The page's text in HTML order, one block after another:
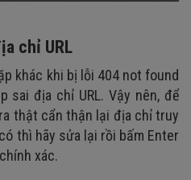
chỉ URL
khác khi bị lỗi 404 not found
sai địa chỉ URL. Vậy nên, để
thật cẩn thận lại địa chỉ truy
thì hãy sửa lại rồi bấm Enter
xác.